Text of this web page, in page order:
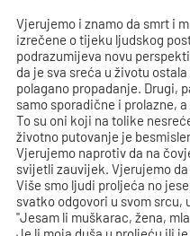
Vjerujemo i znamo da smrt i
izrečene o tijeku ljudskog
podrazumijeva novu
da je sva sreća u životu
polagano propadanje. Drugi,
samo sporadične i prolazne,
To su oni koji na tolike
životno putovanje je
Vjerujemo naprotiv da na
svijetli zauvijek. Vjerujemo
Više smo ljudi proljeća no
svatko odgovori u svom srcu,
"Jesam li muškarac, žena,